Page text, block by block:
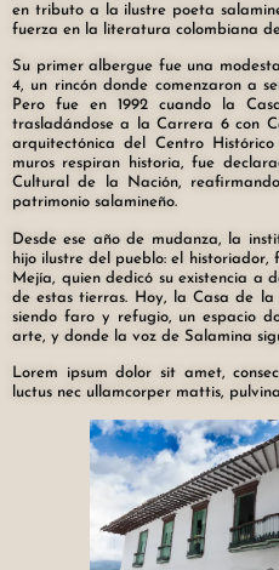
en tributo a la ilustre poeta
fuerza en la literatura colombiana
Su primer albergue fue una
4, un rincón donde comenzaron a
Pero fue en 1992 cuando la
trasladándose a la Carrera 6 con
arquitectónica del Centro
muros respiran historia, fue
Cultural de la Nación,
patrimonio salamineño.
Desde ese año de mudanza, la
hijo ilustre del pueblo: el
Mejía, quien dedicó su existencia a
de estas tierras. Hoy, la Casa de
siendo faro y refugio, un espacio
arte, y donde la voz de Salamina
Lorem ipsum dolor sit amet,
luctus nec ullamcorper mattis,